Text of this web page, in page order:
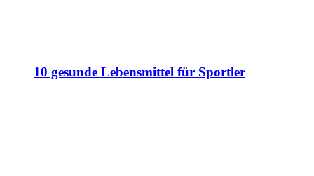
10 gesunde Lebensmittel für Sportler